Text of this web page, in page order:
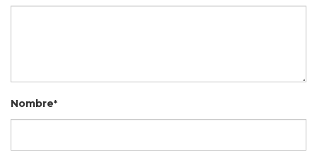
Nombre*